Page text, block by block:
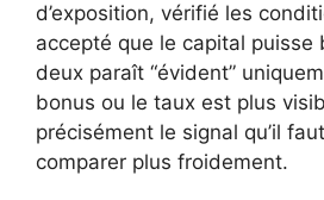
d’exposition, vérifié les
accepté que le capital puisse
deux paraît “évident”
bonus ou le taux est plus
précisément le signal qu’il
comparer plus froidement.